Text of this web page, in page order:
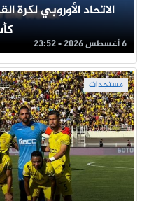
الاتحاد الأوروبي
6 أغسطس 2026 - 23:52
مستجدات